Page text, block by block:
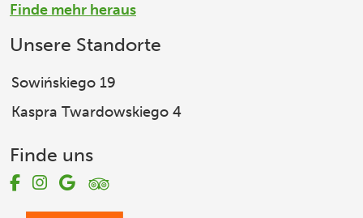
Finde mehr heraus
Unsere Standorte
Sowińskiego 19
Kaspra Twardowskiego 4
Finde uns